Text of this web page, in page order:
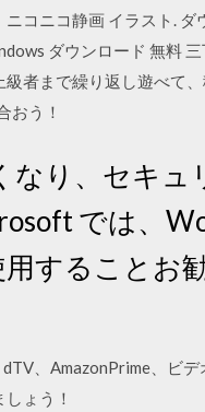
コニコ静画 イラスト. ダ
ダウンロード 無料 三
者まで繰り返し遊べて
おう！
なり、セキュ
では、
することお
、AmazonPrime、ビ
ょう！